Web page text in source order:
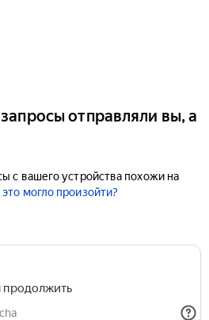
отправляли вы, а
с вашего устройства похожи на
могло произойти?